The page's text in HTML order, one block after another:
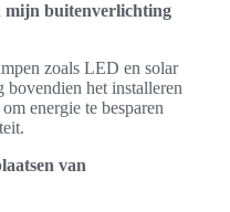
mijn buitenverlichting
zoals LED en solar
bovendien het installeren
energie te besparen
van